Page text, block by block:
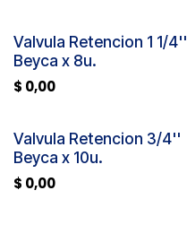
Valvula Retencion 1 1/4''
Beyca x 8u.
$ 0,00
Valvula Retencion 3/4''
Beyca x 10u.
$ 0,00